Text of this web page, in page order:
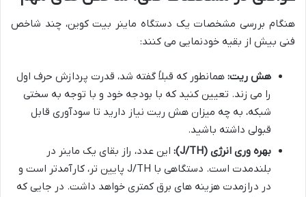
هنگام بررسی مشخصات یک دستگاه ماینر بیت کوین، چند شاخص
فنی بیش از بقیه خودنمایی می کنند:
هش ریت: همانطور که قبلاً گفته شد، قدرت پردازش حرف اول
را می زند. تعیین کنید که با بودجه خود و با توجه به سختی
شبکه، به چه میزان هش ریت نیاز دارید تا سودآوری قابل
قبولی داشته باشید.
بهره وری انرژی (J/TH):
این عدد، راز بقای یک ماینر در
بلندمدت است. دستگاهی با J/TH پایین تر، کارآمدتر است و
در درازمدت هزینه های برق کمتری خواهد داشت. در جایی که